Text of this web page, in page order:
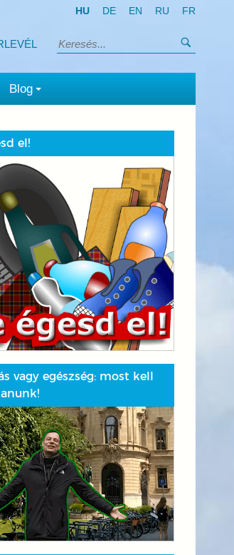
HU DE EN RU FR
Keresés:
Blog
el!
vagy egészség: most kell